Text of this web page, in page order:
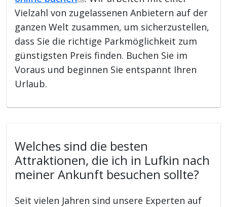
Vielzahl von zugelassenen Anbietern auf der
ganzen Welt zusammen, um sicherzustellen,
dass Sie die richtige Parkmöglichkeit zum
günstigsten Preis finden. Buchen Sie im
Voraus und beginnen Sie entspannt Ihren
Urlaub.
Welches sind die besten
Attraktionen, die ich in Lufkin nach
meiner Ankunft besuchen sollte?
Seit vielen Jahren sind unsere Experten auf